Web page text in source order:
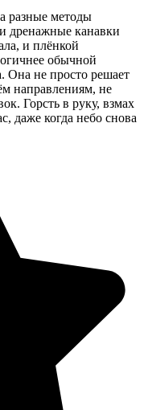
разные методы
дренажные канавки
и плёнкой
обычной
Она не просто решает
направлениям, не
Горсть в руку, взмах
даже когда небо снова